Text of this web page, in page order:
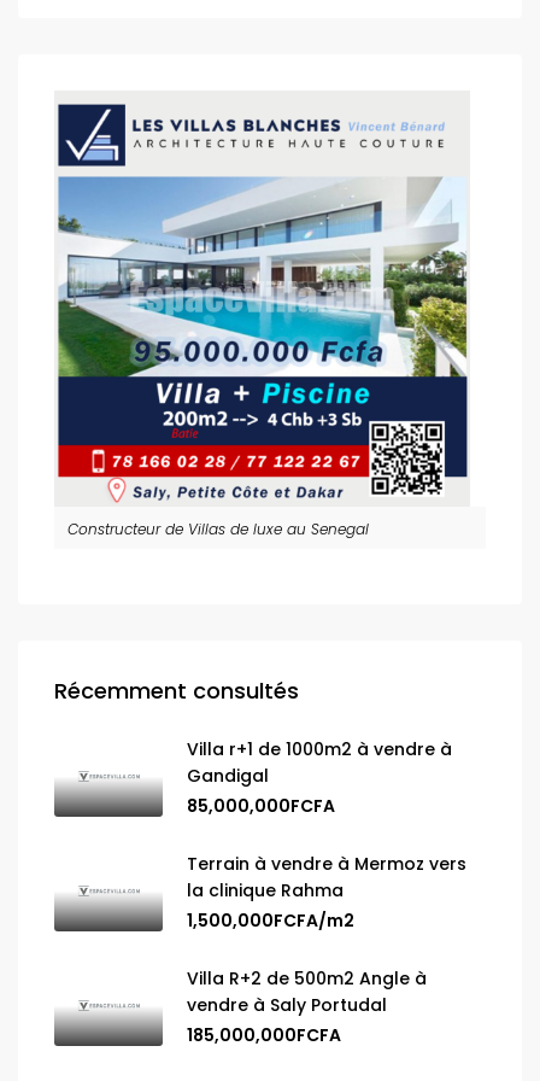
Constructeur de Villas de luxe au Senegal
Récemment consultés
Villa r+1 de 1000m2 à vendre à
Gandigal
85,000,000FCFA
Terrain à vendre à Mermoz vers
la clinique Rahma
1,500,000FCFA/m2
Villa R+2 de 500m2 Angle à
vendre à Saly Portudal
185,000,000FCFA